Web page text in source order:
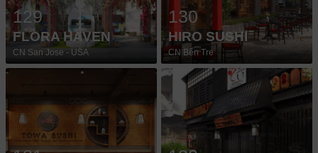
129
FLORA HAVEN
CN San Jose - USA
130
HIRO SUSHI
CN Bến Tre